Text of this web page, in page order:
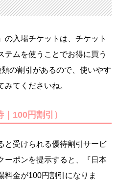
の入場チケットは、チケット
テムを使うことでお得に買う
の割引があるので、使いやす
てくださいね。
100円割引）
と受けられる優待割引サービ
ーポンを提示すると、『日本
料金が100円割引になりま